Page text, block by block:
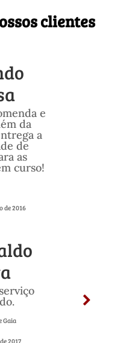
clientes
e
da
a
de
as
curso!
de 2016
Gaia
2017